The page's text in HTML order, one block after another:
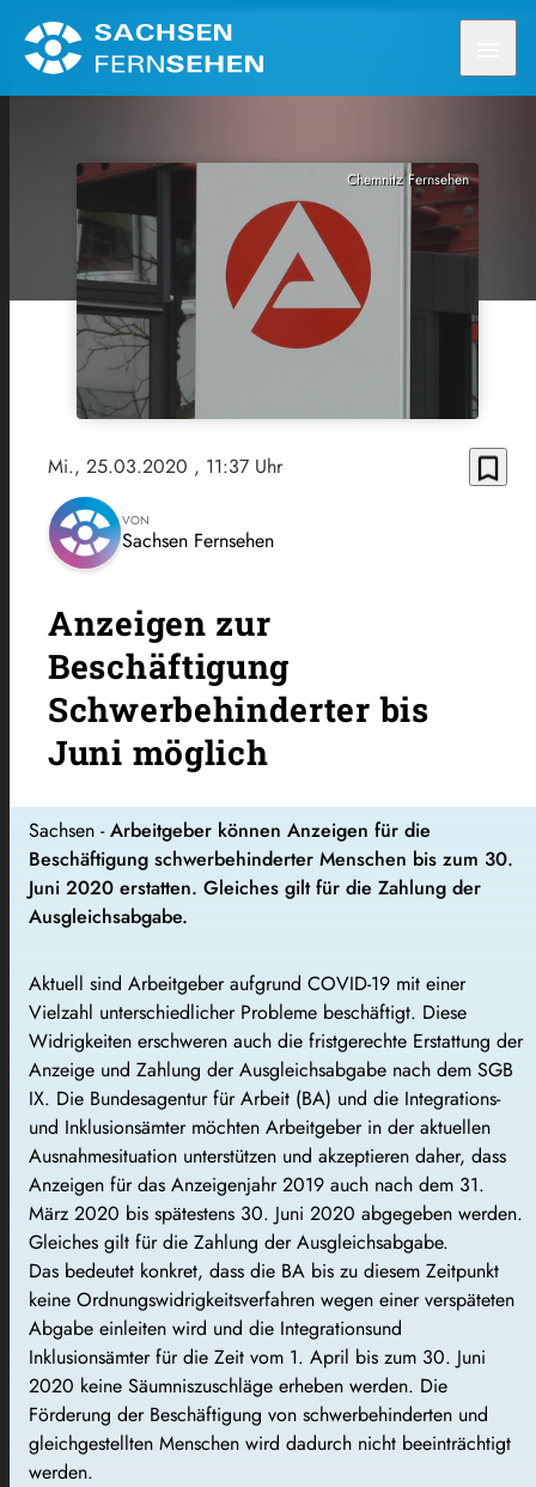
Chemnitz Fernsehen
Mi., 25.03.2020 , 11:37 Uhr bookmark_border
VON
Sachsen Fernsehen
Anzeigen zur
Beschäftigung
Schwerbehinderter bis
Juni möglich
Sachsen -Arbeitgeber können Anzeigen für die
Beschäftigung schwerbehinderter Menschen bis zum 30.
Juni 2020 erstatten. Gleiches gilt für die Zahlung der
Ausgleichsabgabe.
Aktuell sind Arbeitgeber aufgrund COVID-19 mit einer
Vielzahl unterschiedlicher Probleme beschäftigt. Diese
Widrigkeiten erschweren auch die fristgerechte Erstattung der
Anzeige und Zahlung der Ausgleichsabgabe nach dem SGB
IX. Die Bundesagentur für Arbeit (BA) und die Integrations-
und Inklusionsämter möchten Arbeitgeber in der aktuellen
Ausnahmesituation unterstützen und akzeptieren daher, dass
Anzeigen für das Anzeigenjahr 2019 auch nach dem 31.
März 2020 bis spätestens 30. Juni 2020 abgegeben werden.
Gleiches gilt für die Zahlung der Ausgleichsabgabe.
Das bedeutet konkret, dass die BA bis zu diesem Zeitpunkt
keine Ordnungswidrigkeitsverfahren wegen einer verspäteten
Abgabe einleiten wird und die Integrationsund
Inklusionsämter für die Zeit vom 1. April bis zum 30. Juni
2020 keine Säumniszuschläge erheben werden. Die
Förderung der Beschäftigung von schwerbehinderten und
gleichgestellten Menschen wird dadurch nicht beeinträchtigt
werden.